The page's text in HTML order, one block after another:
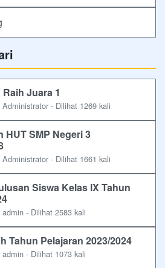
Juara 1
- Dilihat 1269 kali
HUT SMP Negeri 3
- Dilihat 1661 kali
Siswa Kelas IX Tahun
- Dilihat 2583 kali
Tahun Pelajaran 2023/2024
- Dilihat 1073 kali